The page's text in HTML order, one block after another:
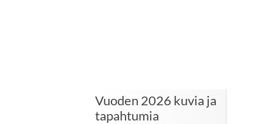
Vuoden 2026 kuvia ja
tapahtumia